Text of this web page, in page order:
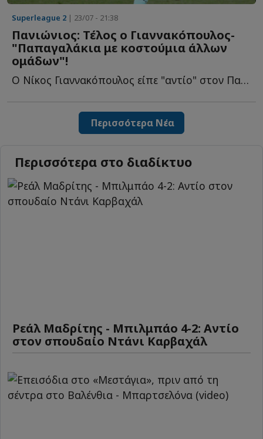
Superleague 2 | 23/07 - 21:38
Πανιώνιος: Τέλος ο Γιαννακόπουλος-
"Παπαγαλάκια με κοστούμια άλλων
ομάδων"!
Ο Νίκος Γιαννακόπουλος είπε "αντίο" στον Πανιώνιο, ωστόσο δ...
Περισσότερα Νέα
Περισσότερα στο διαδίκτυο
Ρεάλ Μαδρίτης - Μπιλμπάο 4-2: Αντίο
στον σπουδαίο Ντάνι Καρβαχάλ